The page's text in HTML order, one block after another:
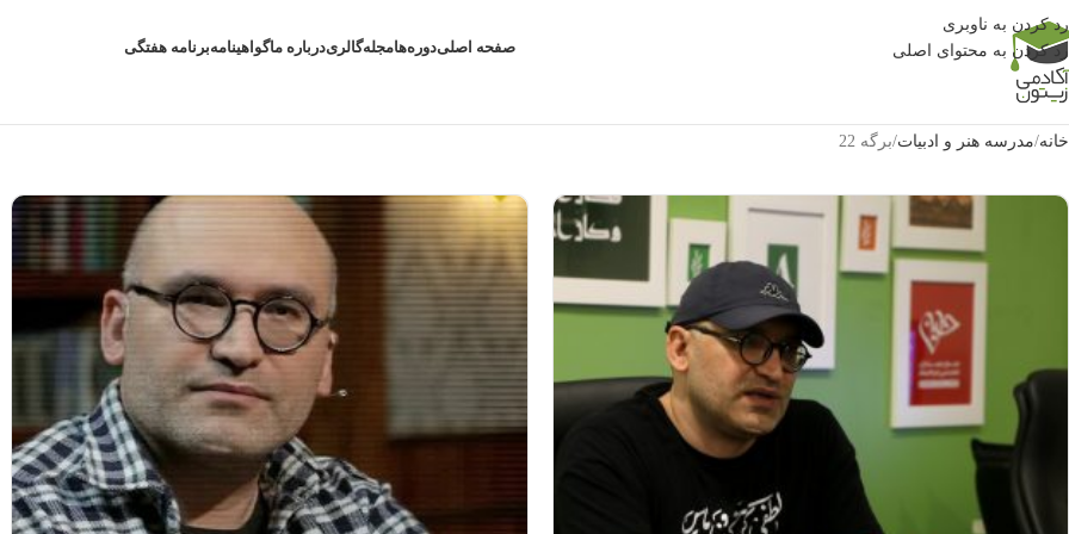
رد کردن به ناوبری
رد کردن به محتوای اصلی
صفحه اصلیدوره‌هامجلهگالریدرباره ماگواهینامهبرنامه هفتگی
خانه مدرسه هنر و ادبیات برگه 22